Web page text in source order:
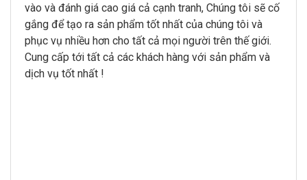
vào và đánh giá cao giá cả cạnh tranh, Chúng tôi sẽ cố
gắng để tạo ra sản phẩm tốt nhất của chúng tôi và
phục vụ nhiều hơn cho tất cả mọi người trên thế giới.
Cung cấp tới tất cả các khách hàng với sản phẩm và
dịch vụ tốt nhất !